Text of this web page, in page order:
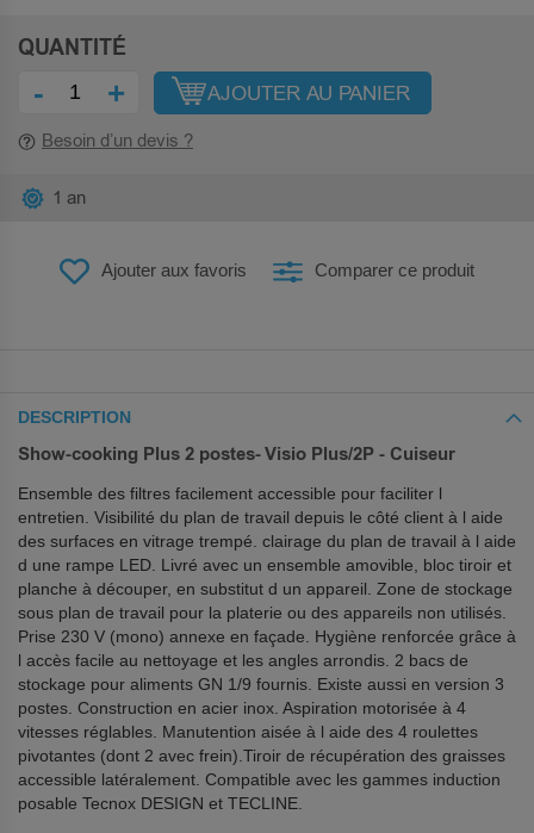
QUANTITÉ
- + AJOUTER AU PANIER
Besoin d’un devis ?
Ajouter aux favoris Comparer ce produit
1 an
DESCRIPTION
Show-cooking Plus 2 postes- Visio Plus/2P - Cuiseur
Ensemble des filtres facilement accessible pour faciliter l
entretien. Visibilité du plan de travail depuis le côté client à l aide
des surfaces en vitrage trempé. clairage du plan de travail à l aide
d une rampe LED. Livré avec un ensemble amovible, bloc tiroir et
planche à découper, en substitut d un appareil. Zone de stockage
sous plan de travail pour la platerie ou des appareils non utilisés.
Prise 230 V (mono) annexe en façade. Hygiène renforcée grâce à
l accès facile au nettoyage et les angles arrondis. 2 bacs de
stockage pour aliments GN 1/9 fournis. Existe aussi en version 3
postes. Construction en acier inox. Aspiration motorisée à 4
vitesses réglables. Manutention aisée à l aide des 4 roulettes
pivotantes (dont 2 avec frein).Tiroir de récupération des graisses
accessible latéralement. Compatible avec les gammes induction
posable Tecnox DESIGN et TECLINE.